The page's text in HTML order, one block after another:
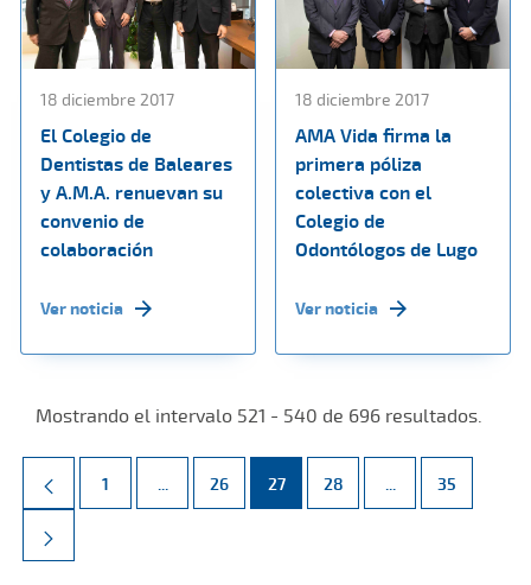
18 diciembre 2017
El Colegio de
Dentistas de Baleares
y A.M.A. renuevan su
convenio de
colaboración
Ver noticia
18 diciembre 2017
AMA Vida firma la
primera póliza
colectiva con el
Colegio de
Odontólogos de Lugo
Ver noticia
Mostrando el intervalo 521 - 540 de 696 resultados.
Página
1 ... Páginas intermedias Use TAB para desplazarse.
Página
26 Página
27 Página
28 ... Páginas
Página
35